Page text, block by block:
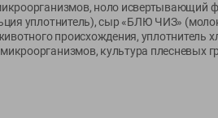
Мой Green
ноло исвертывающий
уплотнитель), сыр «БЛЮ ЧИЗ»
происхождения, уплотнитель
культура плесневых